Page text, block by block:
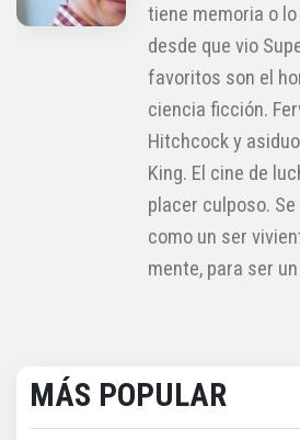
tiene memoria o
desde que vio
favoritos son el
ciencia ficción.
Hitchcock y
King. El cine de
placer culposo.
como un ser
mente, para ser
MÁS POPULAR